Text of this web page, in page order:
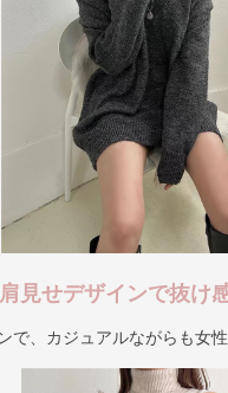
肩見せデザインで抜け
で、カジュアルながらも女